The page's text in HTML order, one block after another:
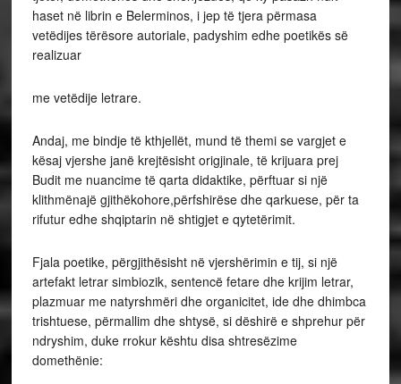
haset në librin e Belerminos, i jep të tjera përmasa
vetëdijes tërësore autoriale, padyshim edhe poetikës së
realizuar
me vetëdije letrare.
Andaj, me bindje të kthjellët, mund të themi se vargjet e
kësaj vjershe janë krejtësisht origjinale, të krijuara prej
Budit me nuancime të qarta didaktike, përftuar si një
klithmënajë gjithëkohore,përfshirëse dhe qarkuese, për ta
rifutur edhe shqiptarin në shtigjet e qytetërimit.
Fjala poetike, përgjithësisht në vjershërimin e tij, si një
artefakt letrar simbiozik, sentencë fetare dhe krijim letrar,
plazmuar me natyrshmëri dhe organicitet, ide dhe dhimbca
trishtuese, përmallim dhe shtysë, si dëshirë e shprehur për
ndryshim, duke rrokur kështu disa shtresëzime
domethënie: